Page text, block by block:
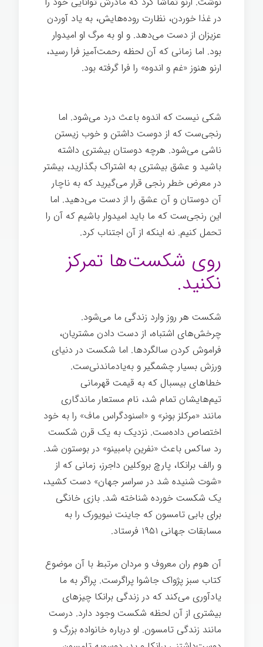
در غذا خوردن، نظارت روده‌هایش، به یاد آوردن
عزیزان از دست می‌دهد. و او به مرگ او امیدوار
بود. اما زمانی که آن لحظه رحمت‌آمیز فرا رسید،
ارنو هنوز «غم و اندوه» را فرا گرفته بود.
شکی نیست که اندوه باعث درد می‌شود. اما
رنجی‌ست که از دوست داشتن و خوب زیستن
ناشی می‌شود. هرچه دوستان بیشتری داشته
باشید و عشق بیشتری به اشتراک بگذارید، بیشتر
در معرض خطر رنجی قرار می‌گیرید که به ناچار
آن دوستان و آن عشق را از دست می‌دهید. اما
این رنجی‌ست که ما باید امیدوار باشیم که آن را
تحمل کنیم. نه اینکه از آن اجتناب کرد.
روی شکست‌ها تمرکز
نکنید.
شکست هر روز وارد زندگی ما می‌شود.
چرخش‌های اشتباه، از دست دادن مشتریان،
فراموش کردن سالگردها. اما شکست در دنیای
ورزش بسیار چشمگیر و به‌یادماندنی‌ست.
خطاهای بیسبال که به قیمت قهرمانی
تیم‌هایشان تمام شد، نام مستعار ماندگاری
مانند «مرکلز بونر» و «اسنودگراس ماف» را به خود
اختصاص داده‌ست. نزدیک به یک قرن شکست
رد ساکس باعث «نفرین بامبینو» در بوستون شد.
و رالف برانکا، پارچ بروکلین داجرز، زمانی که از
«شوت شنیده شد در سراسر جهان» دست کشید،
یک شکست خورده شناخته شد. بازی خانگی
برای بابی تامسون که جاینت نیویورک را به
مسابقات جهانی ۱۹۵۱ فرستاد.
آن هوم ران معروف و مردان مرتبط با آن موضوع
کتاب سبز پژواک جاشوا پراگرست. پراگر به ما
یادآوری می‌کند که در زندگی برانکا چیزهای
بیشتری از آن لحظه شکست وجود دارد. درست
مانند زندگی تامسون. او درباره خانواده بزرگ و